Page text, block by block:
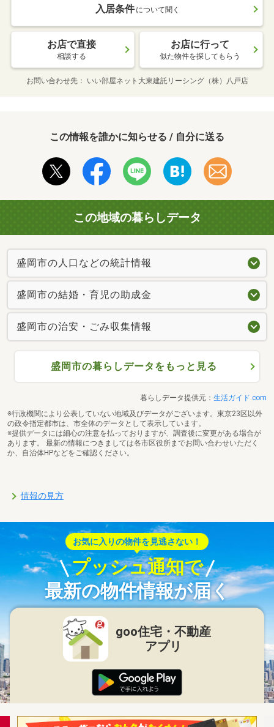
入居条件 について聞く
お店で直接
相談する
お店に行って
似た物件を探してもらう
お問い合わせ先 いい部屋ネット大東建託リーシング（株）八戸店
この情報を誰かに知らせる / 自分に送る
この地域の暮らしデータ
盛岡市の人口などの統計情報
盛岡市の結婚・育児の助成金
盛岡市の治安・ごみ収集情報
盛岡市の暮らしデータをもっと見る
暮らしデータ提供元： 生活ガイド.com
※行政機関により公表していない地域及びデータがございます。東京23区以外
の政令指定都市は、市全体のデータとして表示しています。
※提供データには細心の注意を払っておりますが、調査後に変更がある場合が
あります。 最新の情報につきましては各市区役所までお問い合わせいただく
か、自治体HPなどをご確認ください。
情報の見方
お気に入りの物件を見逃さない！
プッシュ通知で
最新の物件情報が届く
goo住宅・不動産
アプリ